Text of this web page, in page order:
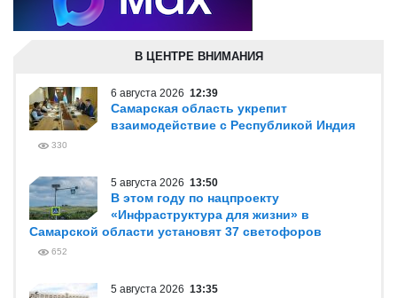
В ЦЕНТРЕ ВНИМАНИЯ
6 августа 2026 12:39
Самарская область укрепит
взаимодействие с Республикой Индия
330
5 августа 2026 13:50
В этом году по нацпроекту
«Инфраструктура для жизни» в
Самарской области установят 37 светофоров
652
5 августа 2026 13:35